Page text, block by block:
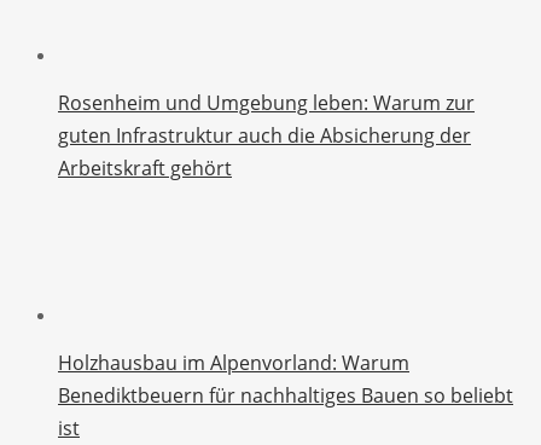
Rosenheim und Umgebung leben: Warum zur
guten Infrastruktur auch die Absicherung der
Arbeitskraft gehört
Holzhausbau im Alpenvorland: Warum
Benediktbeuern für nachhaltiges Bauen so beliebt
ist